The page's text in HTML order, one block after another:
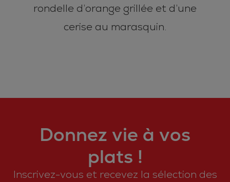
rondelle d’orange grillée et d’une
cerise au marasquin.
Donnez vie à vos
plats !
Inscrivez-vous et recevez la sélection des